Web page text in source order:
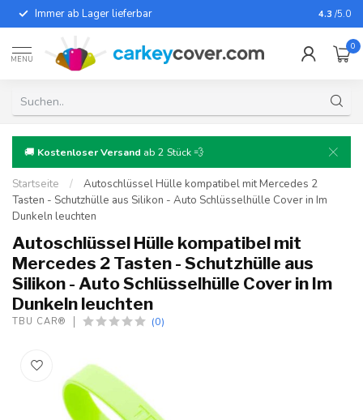
Immer ab Lager lieferbar Für fast
4.3 /5.0
MENU
0
🚚 Kostenloser Versand ab 2 Stück 💨
Startseite /
Autoschlüssel Hülle kompatibel mit Mercedes 2
Tasten - Schutzhülle aus Silikon - Auto Schlüsselhülle Cover in Im
Dunkeln leuchten
Autoschlüssel Hülle kompatibel mit
Mercedes 2 Tasten - Schutzhülle aus
Silikon - Auto Schlüsselhülle Cover in Im
Dunkeln leuchten
TBU CAR® (0)